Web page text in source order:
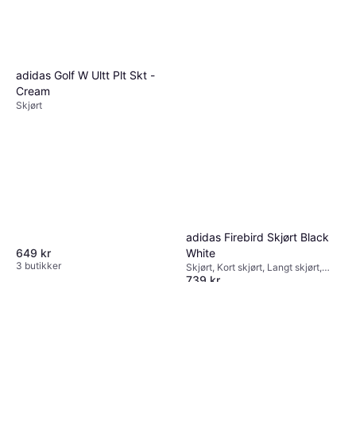
adidas Golf W Ultt Plt Skt -
Cream
Skjørt
649 kr
3 butikker
adidas Firebird Skjørt Black
White
Skjørt, Kort skjørt, Langt skjørt,
Utsvingt skjørt, Stripete, Ensfarget,
739 kr